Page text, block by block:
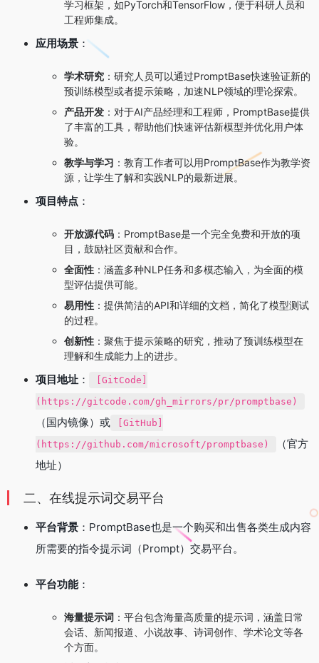
学习框架，如PyTorch和TensorFlow，便于科研人员和
工程师集成。
应用场景 ：
学术研究 ：研究人员可以通过PromptBase快速验证新的
预训练模型或者提示策略，加速NLP领域的理论探索。
产品开发 ：对于AI产品经理和工程师，PromptBase提供
了丰富的工具，帮助他们快速评估新模型并优化用户体
验。
教学与学习 ：教育工作者可以用PromptBase作为教学资
源，让学生了解和实践NLP的最新进展。
项目特点 ：
开放源代码 ：PromptBase是一个完全免费和开放的项
目，鼓励社区贡献和合作。
全面性 ：涵盖多种NLP任务和多模态输入，为全面的模
型评估提供可能。
易用性 ：提供简洁的API和详细的文档，简化了模型测试
的过程。
创新性 ：聚焦于提示策略的研究，推动了预训练模型在
理解和生成能力上的进步。
项目地址 ：
[GitCode]
(https://gitcode.com/gh_mirrors/pr/promptbase)
（国内镜像）或
[GitHub]
(https://github.com/microsoft/promptbase)
（官方
地址）
二、在线提示词交易平台
平台背景 ：PromptBase也是一个购买和出售各类生成内容
所需要的指令提示词（Prompt）交易平台。
平台功能：
海量提示词 ：平台包含海量高质量的提示词，涵盖日常
会话、新闻报道、小说故事、诗词创作、学术论文等各
个方面。